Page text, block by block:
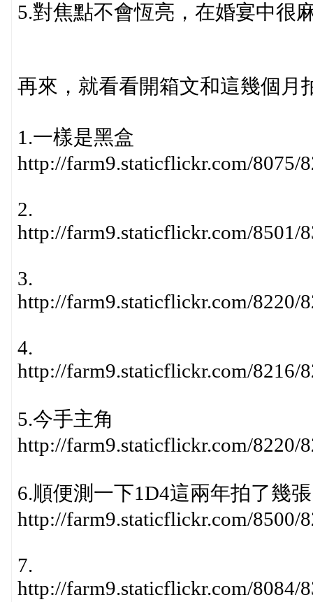
5.對焦點不會恆亮，在婚宴中很
再來，就看看開箱文和這幾個月
1.一樣是黑盒
http://farm9.staticflickr.com/8075/
2.
http://farm9.staticflickr.com/8501/
3.
http://farm9.staticflickr.com/8220/
4.
http://farm9.staticflickr.com/8216/
5.今手主角
http://farm9.staticflickr.com/8220/
6.順便測一下1D4這兩年拍了幾張
http://farm9.staticflickr.com/8500/
7.
http://farm9.staticflickr.com/8084/